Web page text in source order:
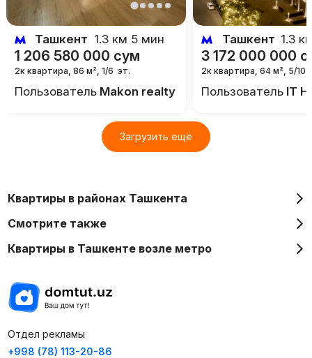
Ташкент 1.3 км 5 мин
1 206 580 000 сум
2к квартира, 86 м², 1/6 эт.
Пользователь Makon realty
Ташкент 1.3
3 172 000 000
2к квартира, 64 м² 5/10
Пользователь IT
Загрузить ещё
Квартиры в районах Ташкента
Смотрите также
Квартиры в Ташкенте возле метро
Отдел рекламы
+998 (78) 113-20-86